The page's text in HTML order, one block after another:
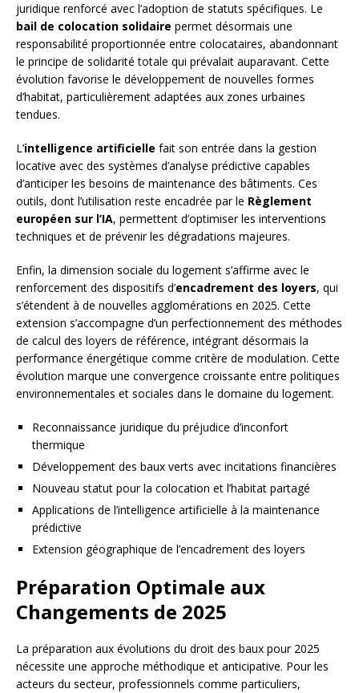
juridique renforcé avec l’adoption de statuts spécifiques. Le
bail de colocation solidaire permet désormais une
responsabilité proportionnée entre colocataires, abandonnant
le principe de solidarité totale qui prévalait auparavant. Cette
évolution favorise le développement de nouvelles formes
d’habitat, particulièrement adaptées aux zones urbaines
tendues.
L’intelligence artificielle fait son entrée dans la gestion
locative avec des systèmes d’analyse prédictive capables
d’anticiper les besoins de maintenance des bâtiments. Ces
outils, dont l’utilisation reste encadrée par le Règlement
européen sur l’IA, permettent d’optimiser les interventions
techniques et de prévenir les dégradations majeures.
Enfin, la dimension sociale du logement s’affirme avec le
renforcement des dispositifs d’encadrement des loyers, qui
s’étendent à de nouvelles agglomérations en 2025. Cette
extension s’accompagne d’un perfectionnement des méthodes
de calcul des loyers de référence, intégrant désormais la
performance énergétique comme critère de modulation. Cette
évolution marque une convergence croissante entre politiques
environnementales et sociales dans le domaine du logement.
Reconnaissance juridique du préjudice d’inconfort
thermique
Développement des baux verts avec incitations financières
Nouveau statut pour la colocation et l’habitat partagé
Applications de l’intelligence artificielle à la maintenance
prédictive
Extension géographique de l’encadrement des loyers
Préparation Optimale aux
Changements de 2025
La préparation aux évolutions du droit des baux pour 2025
nécessite une approche méthodique et anticipative. Pour les
acteurs du secteur, professionnels comme particuliers,